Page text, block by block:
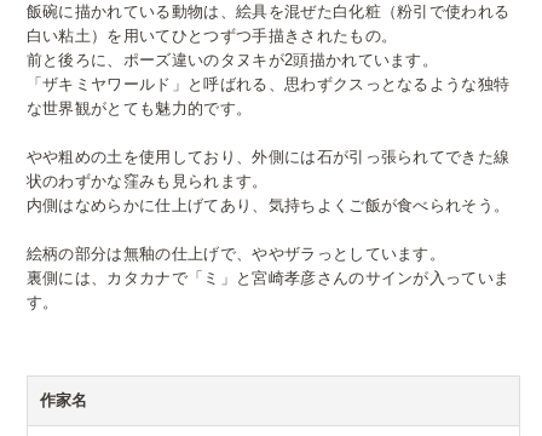
飯碗に描かれている動物は、絵具を混ぜた白化粧（粉引で使われる
白い粘土）を用いてひとつずつ手描きされたもの。
前と後ろに、ポーズ違いのタヌキが2頭描かれています。
「ザキミヤワールド」と呼ばれる、思わずクスっとなるような独特
な世界観がとても魅力的です。
やや粗めの土を使用しており、外側には石が引っ張られてできた線
状のわずかな窪みも見られます。
内側はなめらかに仕上げてあり、気持ちよくご飯が食べられそう。
絵柄の部分は無釉の仕上げで、ややザラっとしています。
裏側には、カタカナで「ミ」と宮崎孝彦さんのサインが入っていま
す。
作家名